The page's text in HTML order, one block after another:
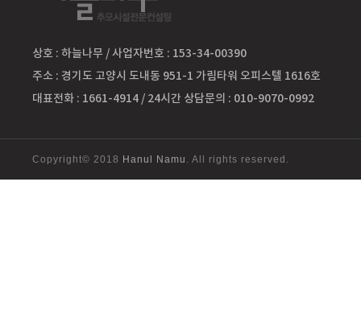
상호 : 하늘나무 / 사업자번호 : 153-34-00390
주소 : 경기도 고양시 도내동 951-1 가림타워 오피스텔 1616호
대표전화 : 1661-4914 / 24시간 상담문의 : 010-9070-0992
Copyright© 2018 Hanul Namu . All rights reserved.